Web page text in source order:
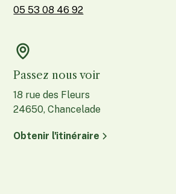
05 53 08 46 92
Passez nous voir
18 rue des Fleurs
24650, Chancelade
Obtenir l'itinéraire